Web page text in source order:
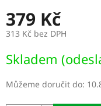
379 Kč
313 Kč bez DPH
cena:
Skladem
Můžeme doručit do: